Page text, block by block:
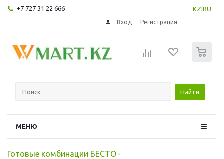
+7 727 31 22 666 KZ RU
Вход Регистрация
Найти
МЕНЮ
Готовые комбинации БЕСТО -